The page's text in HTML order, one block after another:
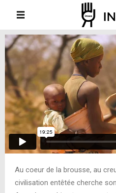
Au coeur de la brousse, au
civilisation entêtée cherche